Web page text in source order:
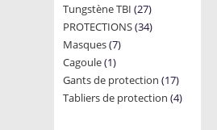
products
Tungstène TBI 2727
products
PROTECTIONS 3434
Masques 77
Cagoule 11
product
Gants de protection 1717
products
Tabliers de protection 44